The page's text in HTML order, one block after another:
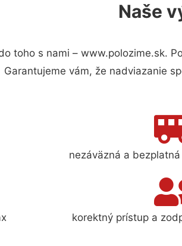
Naše
toho s nami – www.polozime.sk.
Garantujeme vám, že nadviazanie
nezáväzná a
korektný prístup a